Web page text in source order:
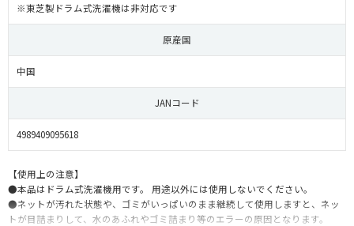
※東芝製ドラム式洗濯機は非対応です
原産国
中国
JANコード
4989409095618
【使用上の注意】
●本品はドラム式洗濯機用です。 用途以外には使用しないでください。
●ネットが汚れた状態や、ゴミがいっぱいのまま継続して使用しますと、ネッ
トが目詰まりして、水のあふれやゴミ詰まり等のエラーの原因となります。